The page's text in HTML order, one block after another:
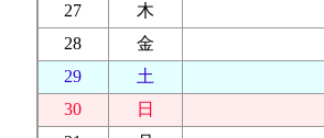
27
木
28
金
29
土
30
日